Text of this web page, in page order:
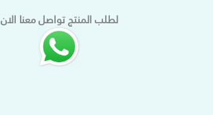
لطلب المنتج تواصل معنا الان